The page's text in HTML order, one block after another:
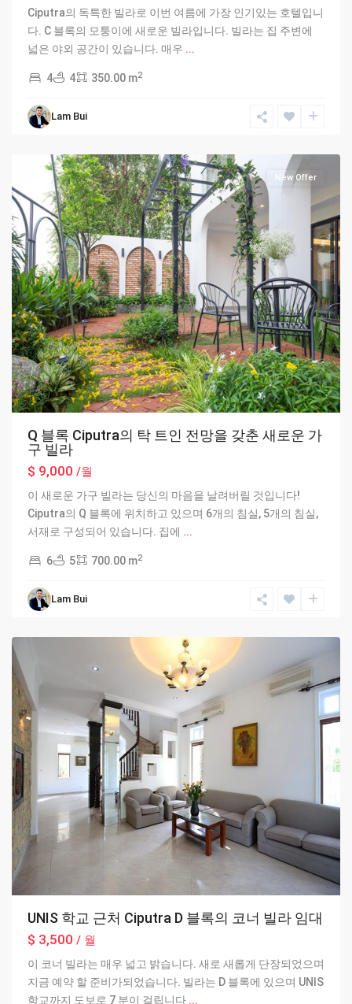
Ciputra의 독특한 빌라로 이번 여름에 가장 인기있는 호텔입니
다. C 블록의 모퉁이에 새로운 빌라입니다. 빌라는 집 주변에
넓은 야외 공간이 있습니다. 매우 ...
4 4 350.00 m2
Lam Bui
Ciputra
Hanoi
Hanoi,
New Offer
Q 블록 Ciputra의 탁 트인 전망을 갖춘 새로운 가
구 빌라
$ 9,000 /월
이 새로운 가구 빌라는 당신의 마음을 날려버릴 것입니다!
Ciputra의 Q 블록에 위치하고 있으며 6개의 침실, 5개의 침실,
서재로 구성되어 있습니다. 집에 ...
6 5 700.00 m2
Lam Bui
Ciputra
Hanoi,
UNIS 학교 근처 Ciputra D 블록의 코너 빌라 임대
$ 3,500 / 월
이 코너 빌라는 매우 넓고 밝습니다. 새로 새롭게 단장되었으며
지금 예약 할 준비가되었습니다. 빌라는 D 블록에 있으며 UNIS
학교까지 도보로 7 분이 걸립니다 ...